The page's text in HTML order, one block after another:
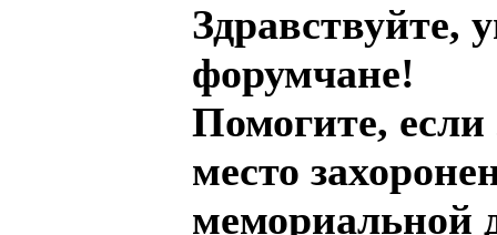
Здравствуйте,
форумчане!
Помогите,
место
мемориальной